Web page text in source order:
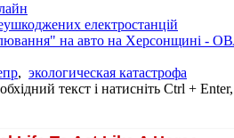
електростанцій
на авто на Херсонщині -
, экологическая катастрофа
текст і натисніть Ctrl +